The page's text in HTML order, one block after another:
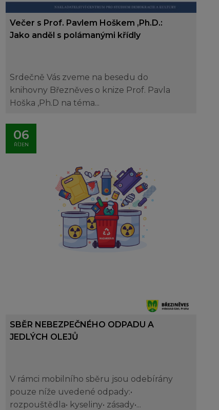
Večer s Prof. Pavlem Hoškem ,Ph.D.:
Jako anděl s polámanými křídly
Srdečně Vás zveme na besedu do
knihovny Březněves o knize Prof. Pavla
Hoška ,Ph.D na téma...
06
ŘÍJEN
SBĚR NEBEZPEČNÉHO ODPADU A
JEDLÝCH OLEJŮ
V rámci mobilního sběru jsou odebírány
pouze níže uvedené odpady:•
rozpouštědla• kyseliny• zásady•...